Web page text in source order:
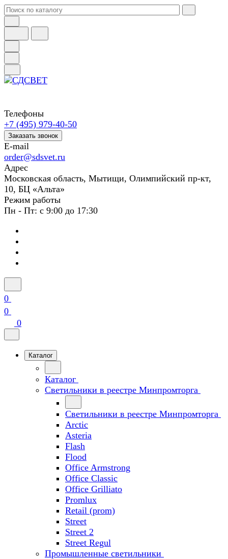
Телефоны
+7 (495) 979-40-50
Заказать звонок
E-mail
order@sdsvet.ru
Адрес
Московская область, Мытищи, Олимпийский пр-кт,
10, БЦ «Альта»
Режим работы
Пн - Пт: с 9:00 до 17:30
0
0
0
Каталог
Каталог
Светильники в реестре Минпромторга
Светильники в реестре Минпромторга
Arctic
Asteria
Flash
Flood
Office Armstrong
Office Classic
Office Grilliato
Promlux
Retail (prom)
Street
Street 2
Street Regul
Промышленные светильники